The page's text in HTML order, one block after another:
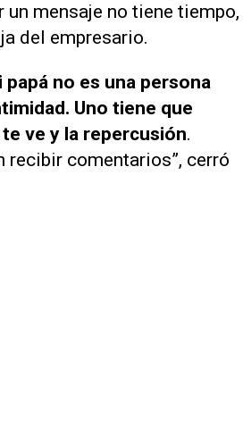
un mensaje no tiene tiempo,
del empresario.
no es una persona
Uno tiene que
ve y la repercusión.
recibir comentarios”, cerró